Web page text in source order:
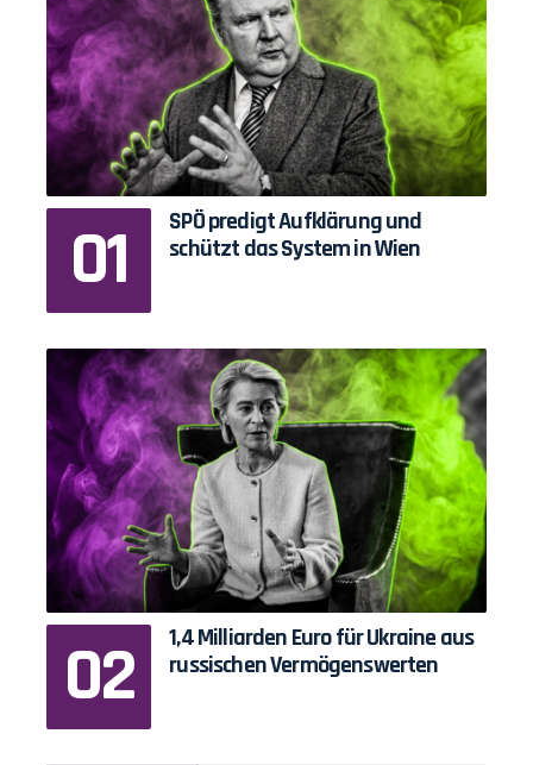
SPÖ predigt Aufklärung und
schützt das System in Wien
1,4 Milliarden Euro für Ukraine aus
russischen Vermögenswerten